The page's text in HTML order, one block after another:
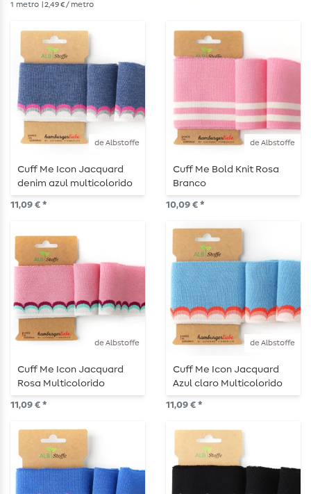
1 metro | 2,49 € / metro
de Albstoffe
Cuff Me Icon Jacquard
denim azul multicolorido
11,09 € *
de Albstoffe
Cuff Me Bold Knit Rosa
Branco
10,09 € *
de Albstoffe
Cuff Me Icon Jacquard
Rosa Multicolorido
11,09 € *
de Albstoffe
Cuff Me Icon Jacquard
Azul claro Multicolorido
11,09 € *